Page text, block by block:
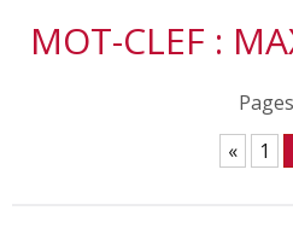
MOT-CLEF :
«
1